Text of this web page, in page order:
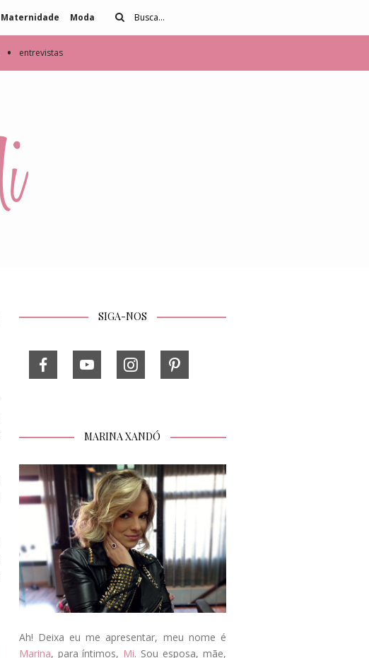
Maternidade Moda
• entrevistas
SIGA-NOS
MARINA XANDÓ
Ah! Deixa eu me apresentar, meu nome é
Marina, para íntimos, Mi. Sou esposa, mãe,